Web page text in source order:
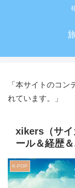
「本サイトのコ
れています。」
xikers（サイ
ール＆経歴
K-POP